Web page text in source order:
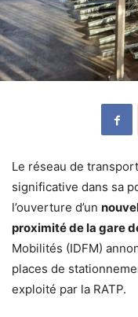
Le réseau de
significative dans sa
l’ouverture d’un
proximité de la gare
Mobilités (IDFM)
places de
exploité par la RATP.